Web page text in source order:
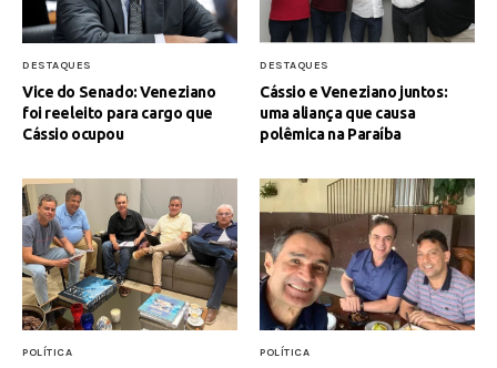
DESTAQUES
Vice do Senado: Veneziano
foi reeleito para cargo que
Cássio ocupou
DESTAQUES
Cássio e Veneziano juntos:
uma aliança que causa
polêmica na Paraíba
POLÍTICA POLÍTICA